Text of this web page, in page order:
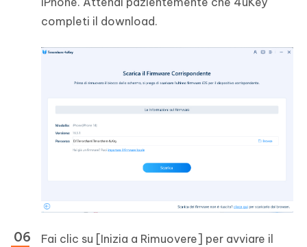
completi il download.
Fai clic su [Inizia a Rimuovere] per avviare il